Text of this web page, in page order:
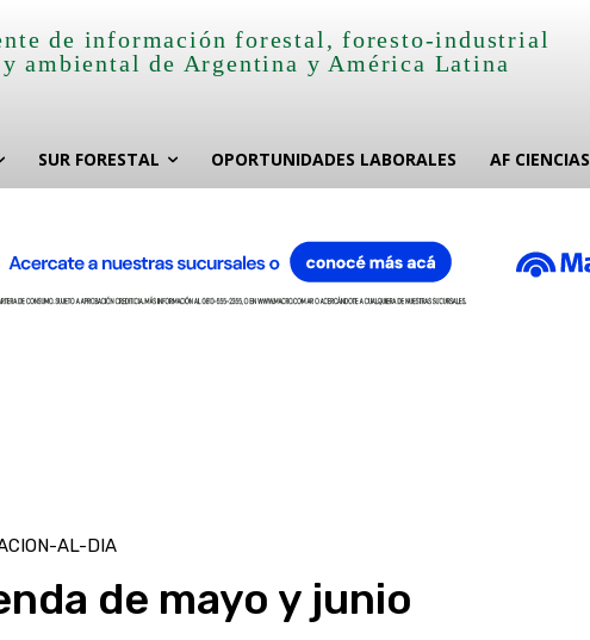
de información forestal, foresto-industrial
y ambiental de Argentina y América Latina
SUR FORESTAL OPORTUNIDADES LABORALES AF CIENCIAS
AL-DIA
de mayo y junio